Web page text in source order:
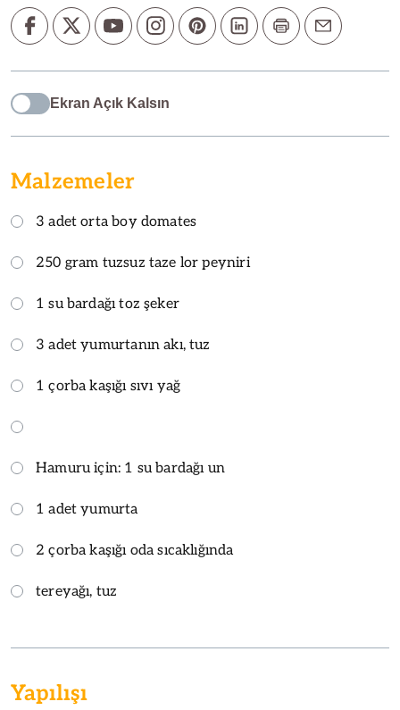
Ekran Açık Kalsın
Malzemeler
3 adet orta boy domates
250 gram tuzsuz taze lor peyniri
1 su bardağı toz şeker
3 adet yumurtanın akı, tuz
1 çorba kaşığı sıvı yağ
Hamuru için: 1 su bardağı un
1 adet yumurta
2 çorba kaşığı oda sıcaklığında
tereyağı, tuz
Yapılışı